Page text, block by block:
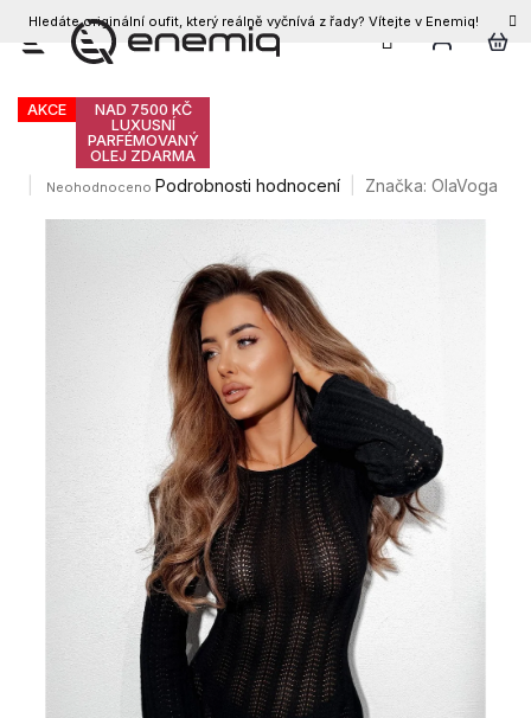
Přejít
Hledáte originální oufit, který reálně vyčnívá z řady? Vítejte v Enemiq!
CZK
Olavoga Loko šaty
AKCE
NAD 7500 KČ
LUXUSNÍ
PARFÉMOVANÝ
OLEJ ZDARMA
Průměrné
Neohodnoceno Podrobnosti hodnocení Značka: OlaVoga